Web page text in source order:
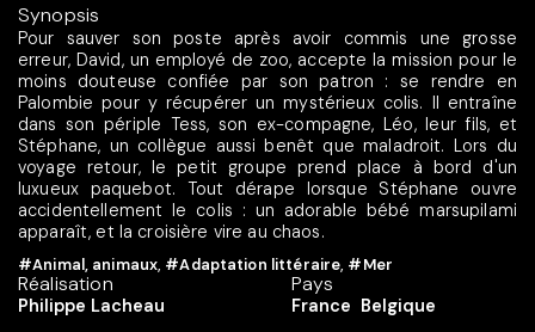
Synopsis
Pour sauver son poste après avoir commis une grosse
erreur, David, un employé de zoo, accepte la mission pour le
moins douteuse confiée par son patron : se rendre en
Palombie pour y récupérer un mystérieux colis. Il entraîne
dans son périple Tess, son ex-compagne, Léo, leur fils, et
Stéphane, un collègue aussi benêt que maladroit. Lors du
voyage retour, le petit groupe prend place à bord d'un
luxueux paquebot. Tout dérape lorsque Stéphane ouvre
accidentellement le colis : un adorable bébé marsupilami
apparaît, et la croisière vire au chaos.
#Animal, animaux, #Adaptation littéraire, #Mer
Réalisation
Philippe Lacheau
Pays
France Belgique